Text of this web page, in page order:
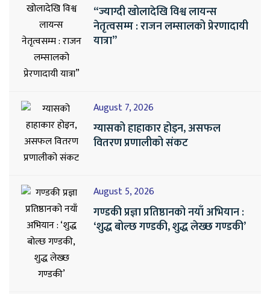
“ज्याग्दी खोलादेखि विश्व लायन्स
नेतृत्वसम्म : राजन लम्सालको प्रेरणादायी
यात्रा”
August 7, 2026
ग्यासको हाहाकार होइन, असफल
वितरण प्रणालीको संकट
August 5, 2026
गण्डकी प्रज्ञा प्रतिष्ठानको नयाँ अभियान :
‘शुद्ध बोल्छ गण्डकी, शुद्ध लेख्छ गण्डकी’